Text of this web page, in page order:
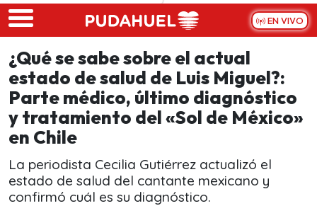
Skip to main content
EN VIVO
¿Qué se sabe sobre el actual
estado de salud de Luis Miguel?:
Parte médico, último diagnóstico
y tratamiento del «Sol de México»
en Chile
La periodista Cecilia Gutiérrez actualizó el
estado de salud del cantante mexicano y
confirmó cuál es su diagnóstico.